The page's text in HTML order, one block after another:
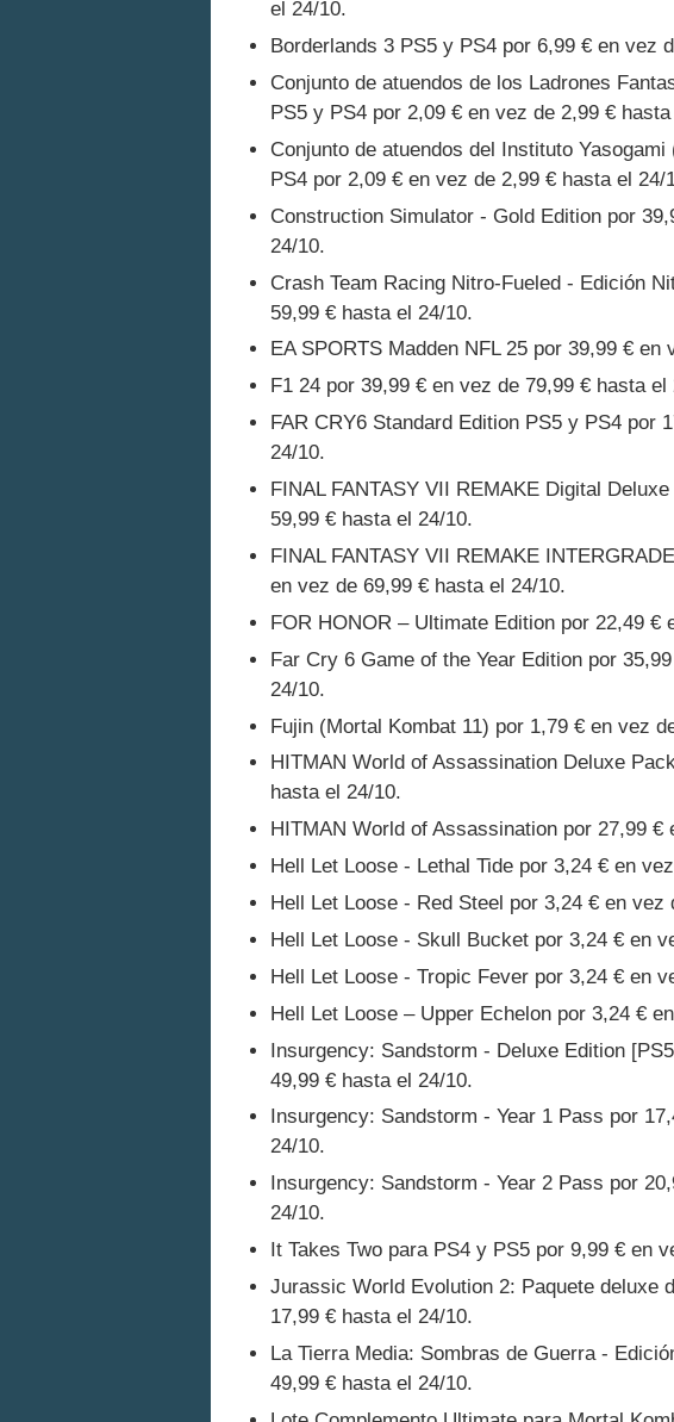
el 24/10.
Borderlands 3 PS5 y PS4 por 6,99 € en vez
Conjunto de atuendos de los Ladrones
PS5 y PS4 por 2,09 € en vez de 2,99 €
Conjunto de atuendos del Instituto
PS4 por 2,09 € en vez de 2,99 € hasta el 24/
Construction Simulator - Gold Edition por
24/10.
Crash Team Racing Nitro-Fueled - Edición
59,99 € hasta el 24/10.
EA SPORTS Madden NFL 25 por 39,99 €
F1 24 por 39,99 € en vez de 79,99 € hasta el
FAR CRY6 Standard Edition PS5 y PS4 por
24/10.
FINAL FANTASY VII REMAKE Digital
59,99 € hasta el 24/10.
FINAL FANTASY VII REMAKE
en vez de 69,99 € hasta el 24/10.
FOR HONOR – Ultimate Edition por 22,49 €
Far Cry 6 Game of the Year Edition por
24/10.
Fujin (Mortal Kombat 11) por 1,79 € en vez
HITMAN World of Assassination Deluxe
hasta el 24/10.
HITMAN World of Assassination por 27,99
Hell Let Loose - Lethal Tide por 3,24 € en
Hell Let Loose - Red Steel por 3,24 € en vez
Hell Let Loose - Skull Bucket por 3,24 € en
Hell Let Loose - Tropic Fever por 3,24 € en
Hell Let Loose – Upper Echelon por 3,24 €
Insurgency: Sandstorm - Deluxe Edition
49,99 € hasta el 24/10.
Insurgency: Sandstorm - Year 1 Pass por
24/10.
Insurgency: Sandstorm - Year 2 Pass por
24/10.
It Takes Two para PS4 y PS5 por 9,99 € en
Jurassic World Evolution 2: Paquete deluxe
17,99 € hasta el 24/10.
La Tierra Media: Sombras de Guerra -
49,99 € hasta el 24/10.